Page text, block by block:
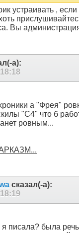
устраивать ,
Вы
а):
18:18
а "Фрея"
"С4" что б
ровным...
сказал(-а):
18:19
я писала? была